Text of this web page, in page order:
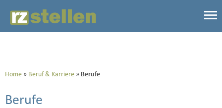
Home Beruf & Karriere Berufe
Berufe